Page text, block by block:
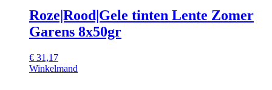
Roze|Rood|Gele tinten Lente Zomer
Garens 8x50gr
€ 31,17
Winkelmand